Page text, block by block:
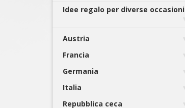
Idee regalo per diverse occasioni
Austria
Francia
Germania
Italia
Repubblica ceca